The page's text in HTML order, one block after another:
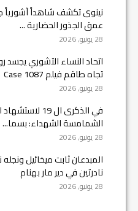
نينوى تكشف شاهداً آشورياً
عمق الجذور الحضارية ...
28 يونيو, 2026
اتحاد النساء الآشوري يجسد
تجاه طاقم فيلم Case 1087
28 يونيو, 2026
في الذكرى ال
الشمامسة الشهداء: بسما...
28 يونيو, 2026
المبدعان ثابت ميخائيل
نادرتين في دير مار بهنام
28 يونيو, 2026